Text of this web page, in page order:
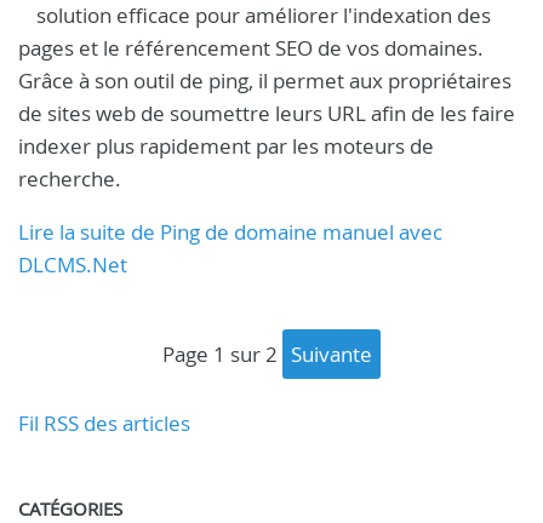
solution efficace pour améliorer l'indexation des
pages et le référencement SEO de vos domaines.
Grâce à son outil de ping, il permet aux propriétaires
de sites web de soumettre leurs URL afin de les faire
indexer plus rapidement par les moteurs de
recherche.
Lire la suite de Ping de domaine manuel avec
DLCMS.Net
page 1 sur 2 suivante
Fil RSS des articles
CATÉGORIES